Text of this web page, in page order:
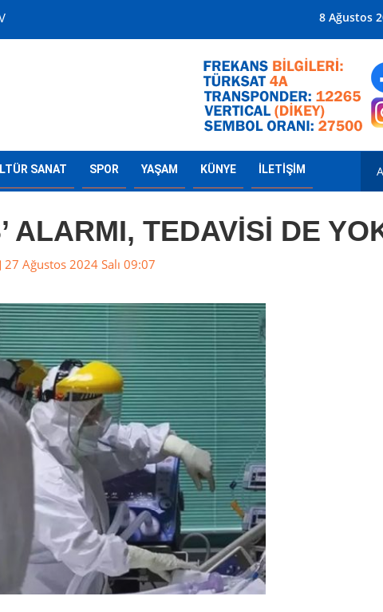
Mersin'in Radyosu
8 Ağustos
SANAT SPOR YAŞAM KÜNYE İLETİŞİM
ALARMI, TEDAVİSİ DE
27 Ağustos 2024 Salı 09:07